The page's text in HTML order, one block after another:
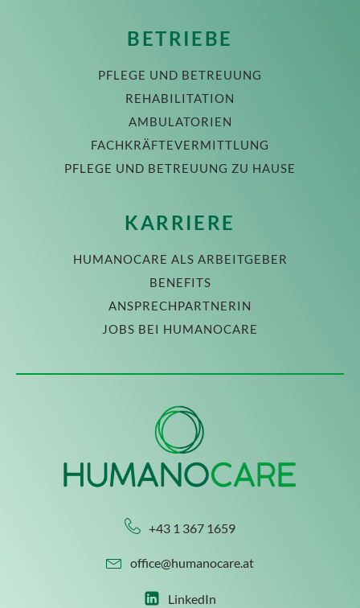
BETRIEBE
PFLEGE UND BETREUUNG
REHABILITATION
AMBULATORIEN
FACHKRÄFTEVERMITTLUNG
PFLEGE UND BETREUUNG ZU HAUSE
KARRIERE
HUMANOCARE ALS ARBEITGEBER
BENEFITS
ANSPRECHPARTNERIN
JOBS BEI HUMANOCARE
+43 1 367 1659
office@humanocare.at
LinkedIn